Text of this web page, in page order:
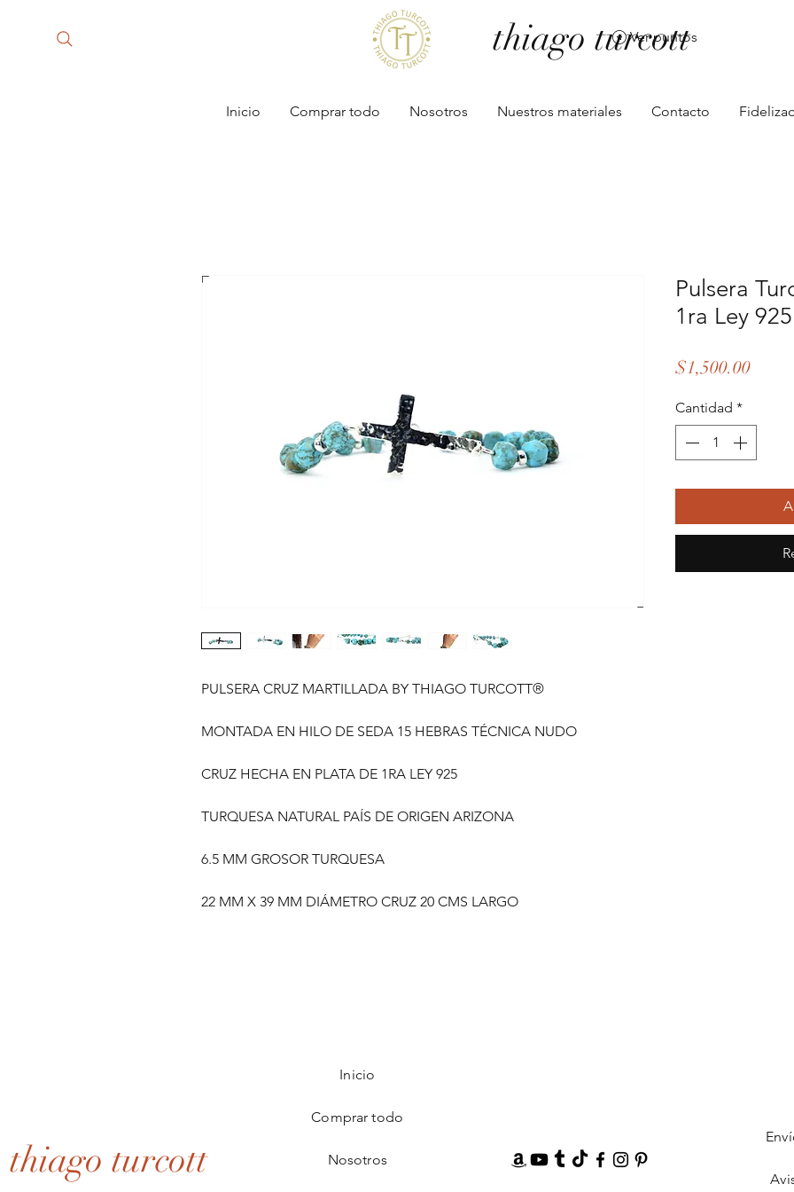
thiago turcott
Ver puntos
Inicio Comprar todo Nosotros Nuestros materiales Contacto
PULSERA CRUZ MARTILLADA BY THIAGO TURCOTT®
MONTADA EN HILO DE SEDA 15 HEBRAS TÉCNICA NUDO
CRUZ HECHA EN PLATA DE 1RA LEY 925
TURQUESA NATURAL PAÍS DE ORIGEN ARIZONA
6.5 MM GROSOR TURQUESA
22 MM X 39 MM DIÁMETRO CRUZ 20 CMS LARGO
Pulsera
1ra Ley 925
$1,500.00Precio
Cantidad *
thiago turcott
Inicio
Comprar todo
Nosotros